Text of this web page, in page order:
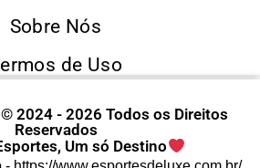
Sobre Nós
de Uso
2024 - 2026 Todos os Direitos
Reservados
Um só Destino